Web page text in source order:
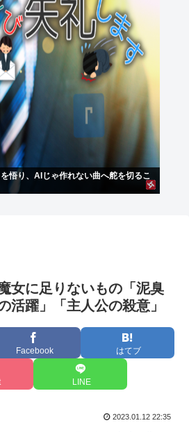
悟り、AIじゃ作れない曲へ舵を切るこ
女に足りないもの「泥臭
活躍」「主人公の殺意」
Facebook はてブ
LINE
2023.01.12 22:35